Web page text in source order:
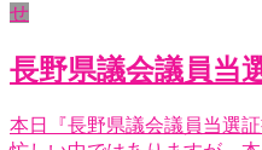
せ
長野県議会議員当
本日『長野県議会議員当選